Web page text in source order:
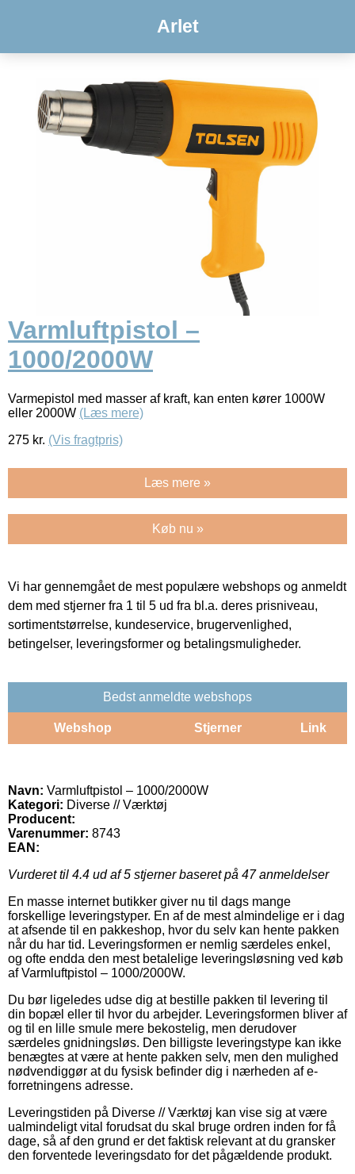
Arlet
Varmluftpistol –
1000/2000W
Varmepistol med masser af kraft, kan enten kører 1000W
eller 2000W (Læs mere)
275 kr. (Vis fragtpris)
Læs mere »
Køb nu »
Vi har gennemgået de mest populære webshops og anmeldt
dem med stjerner fra 1 til 5 ud fra bl.a. deres prisniveau,
sortimentstørrelse, kundeservice, brugervenlighed,
betingelser, leveringsformer og betalingsmuligheder.
Bedst anmeldte webshops
Webshop Stjerner Link
Navn: Varmluftpistol – 1000/2000W
Kategori: Diverse // Værktøj
Producent:
Varenummer: 8743
EAN:
Vurderet til 4.4 ud af 5 stjerner baseret på 47anmeldelser
En masse internet butikker giver nu til dags mange
forskellige leveringstyper. En af de mest almindelige er i dag
at afsende til en pakkeshop, hvor du selv kan hente pakken
når du har tid. Leveringsformen er nemlig særdeles enkel,
og ofte endda den mest betalelige leveringsløsning ved køb
af Varmluftpistol – 1000/2000W.
Du bør ligeledes udse dig at bestille pakken til levering til
din bopæl eller til hvor du arbejder. Leveringsformen bliver af
og til en lille smule mere bekostelig, men derudover
særdeles gnidningsløs. Den billigste leveringstype kan ikke
benægtes at være at hente pakken selv, men den mulighed
nødvendiggør at du fysisk befinder dig i nærheden af e-
forretningens adresse.
Leveringstiden på Diverse // Værktøj kan vise sig at være
ualmindeligt vital forudsat du skal bruge ordren inden for få
dage, så af den grund er det faktisk relevant at du gransker
den forventede leveringsdato for det pågældende produkt.